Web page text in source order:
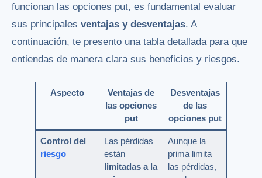
funcionan las opciones put, es fundamental evaluar
sus principales ventajas y desventajas. A
continuación, te presento una tabla detallada para que
entiendas de manera clara sus beneficios y riesgos.
Aspecto
Ventajas de
las opciones
put
Desventajas
de las
opciones put
Control del
riesgo
Las pérdidas
están
limitadas a la
Aunque la
prima limita
las pérdidas,